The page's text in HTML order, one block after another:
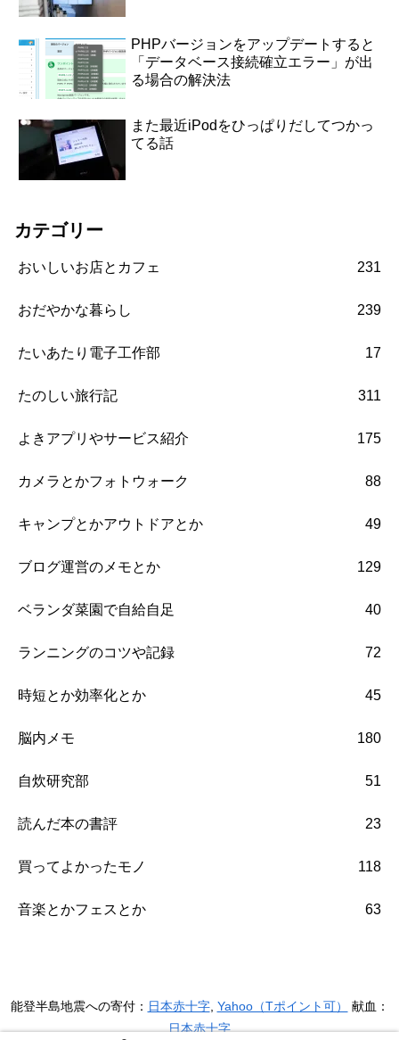
PHPバージョンをアップデートすると
「データベース接続確立エラー」が出
る場合の解決法
また最近iPodをひっぱりだしてつかっ
てる話
カテゴリー
おいしいお店とカフェ 231
おだやかな暮らし 239
たいあたり電子工作部 17
たのしい旅行記 311
よきアプリやサービス紹介 175
カメラとかフォトウォーク 88
キャンプとかアウトドアとか 49
ブログ運営のメモとか 129
ベランダ菜園で自給自足 40
ランニングのコツや記録 72
時短とか効率化とか 45
脳内メモ 180
自炊研究部 51
読んだ本の書評 23
買ってよかったモノ 118
音楽とかフェスとか 63
能登半島地震への寄付： 日本赤十字, Yahoo（Tポイント可）
献血：
日本赤十字